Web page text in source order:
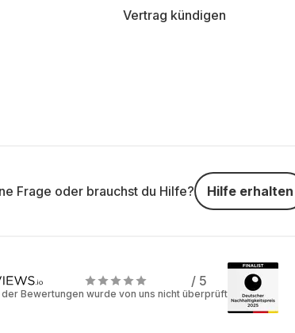
Vertrag kündigen
Frage oder brauchst du Hilfe? Hilfe erhalten
/ 5
der Bewertungen wurde von uns nicht überprüft